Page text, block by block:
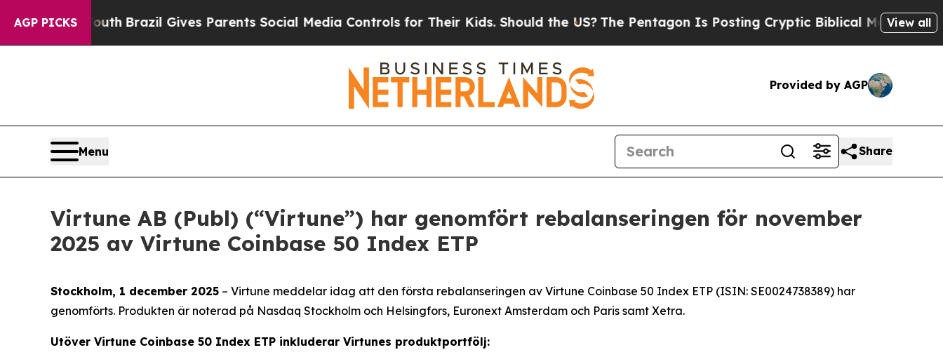
AGP PICKS
YouthBrazil Gives Parents Social Media Controls for Their Kids. Should the US?The Pentagon Is Posting Cryptic Biblical Messages on Social
View all
Provided by AGP
Menu Share
Virtune AB (Publ) (“Virtune”) har genomfört rebalanseringen för november
2025 av Virtune Coinbase 50 Index ETP
Stockholm, 1 december 2025 – Virtune meddelar idag att den första rebalanseringen av Virtune Coinbase 50 Index ETP (ISIN: SE0024738389) har
genomförts. Produkten är noterad på Nasdaq Stockholm och Helsingfors, Euronext Amsterdam och Paris samt Xetra.
Utöver Virtune Coinbase 50 Index ETP inkluderar Virtunes produktportfölj: